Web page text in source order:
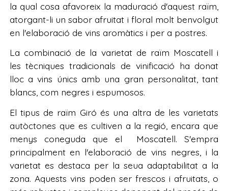
la qual cosa afavoreix la maduració d'aquest raïm,
atorgant-li un sabor afruitat i floral molt benvolgut
en l'elaboració de vins aromàtics i per a postres.
La combinació de la varietat de raïm Moscatell i
les tècniques tradicionals de vinificació ha donat
lloc a vins únics amb una gran personalitat, tant
blancs, com negres i espumosos.
El tipus de raïm Giró és una altra de les varietats
autòctones que es cultiven a la regió, encara que
menys coneguda que el Moscatell. S'empra
principalment en l'elaboració de vins negres, i la
varietat es destaca per la seua adaptabilitat a la
zona. Aquests vins poden ser frescos i afruitats, o